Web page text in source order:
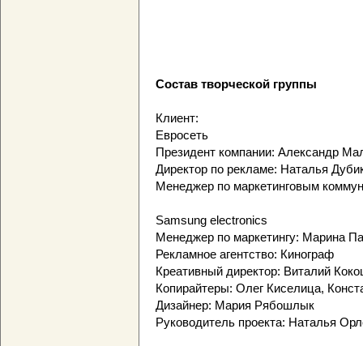
Состав творческой группы
Клиент:
Евросеть
Президент компании: Александр
Директор по рекламе: Наталья
Менеджер по маркетинговым
Samsung electronics
Менеджер по маркетингу: Марина
Рекламное агентство: Кинограф
Креативный директор: Виталий
Копирайтеры: Олег Киселица,
Дизайнер: Мария Рябошлык
Руководитель проекта: Наталья